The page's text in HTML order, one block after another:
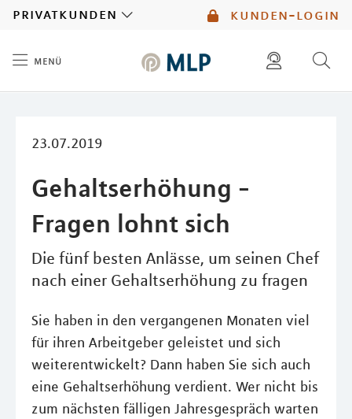
kunden-login
privatkunden
menü
23.07.2019
Gehaltserhöhung -
Fragen lohnt sich
Die fünf besten Anlässe, um seinen Chef
nach einer Gehaltserhöhung zu fragen
Sie haben in den vergangenen Monaten viel
für ihren Arbeitgeber geleistet und sich
weiterentwickelt? Dann haben Sie sich auch
eine Gehaltserhöhung verdient. Wer nicht bis
zum nächsten fälligen Jahresgespräch warten